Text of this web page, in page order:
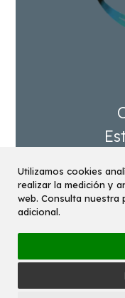
Utilizamos cookies
realizar la medición y
web. Consulta nuestra
adicional.
Design